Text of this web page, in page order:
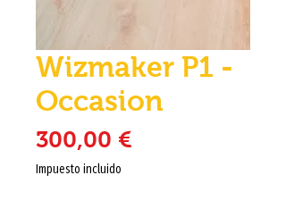
Wizmaker P1 -
Occasion
300,00 €
Impuesto incluido